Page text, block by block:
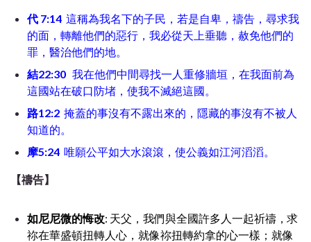
代 7:14 這稱為我名下的子民，若是自卑，禱告，尋求我
的面，轉離他們的惡行，我必從天上垂聽，赦免他們的
罪，醫治他們的地。
結22:30 我在他們中間尋找一人重修牆垣，在我面前為
這國站在破口防堵，使我不滅絕這國。
路12:2 掩蓋的事沒有不露出來的，隱藏的事沒有不被人
知道的。
摩5:24 唯願公平如大水滾滾，使公義如江河滔滔。
【禱告】
如尼尼微的悔改: 天父，我們與全國許多人一起祈禱，求
祢在華盛頓扭轉人心，就像祢扭轉約拿的心一樣；就像